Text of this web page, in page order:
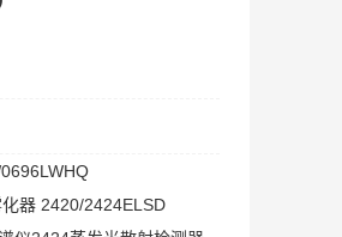
器 2420/2424ELSD